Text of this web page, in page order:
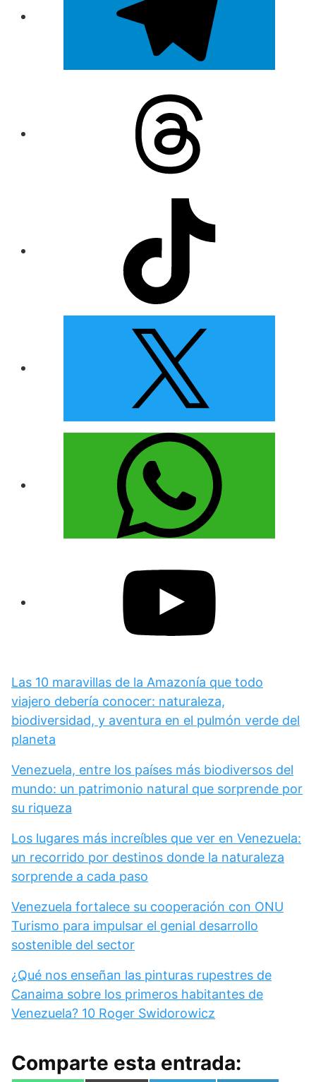
Las 10 maravillas de la Amazonía que todo
viajero debería conocer: naturaleza,
biodiversidad, y aventura en el pulmón verde del
planeta
Venezuela, entre los países más biodiversos del
mundo: un patrimonio natural que sorprende por
su riqueza
Los lugares más increíbles que ver en Venezuela:
un recorrido por destinos donde la naturaleza
sorprende a cada paso
Venezuela fortalece su cooperación con ONU
Turismo para impulsar el genial desarrollo
sostenible del sector
¿Qué nos enseñan las pinturas rupestres de
Canaima sobre los primeros habitantes de
Venezuela? 10 Roger Swidorowicz
Comparte esta entrada: